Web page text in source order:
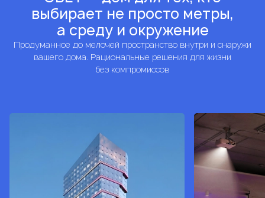
выбирает не просто метры,
а среду и окружение
Продуманное до мелочей пространство внутри и снаружи
вашего дома. Рациональные решения для жизни
без компромиссов